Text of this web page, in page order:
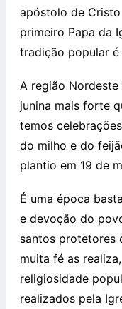
apóstolo de
primeiro Papa da
tradição popular é
A região
junina mais forte
temos
do milho e do
plantio em 19 de
É uma época
e devoção do
santos protetores
muita fé as
religiosidade
realizados pela